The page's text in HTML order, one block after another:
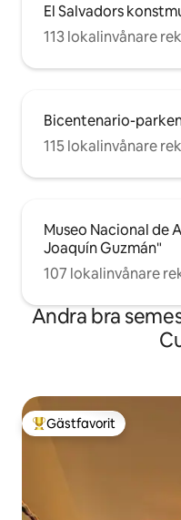
El Salvadors
113 lokalinvånare
Bicentenario-
115 lokalinvånare
Museo Nacional de
Joaquín Guzmán"
107 lokalinvånare
Andra bra
Populär gästfavorit
Gästfavorit